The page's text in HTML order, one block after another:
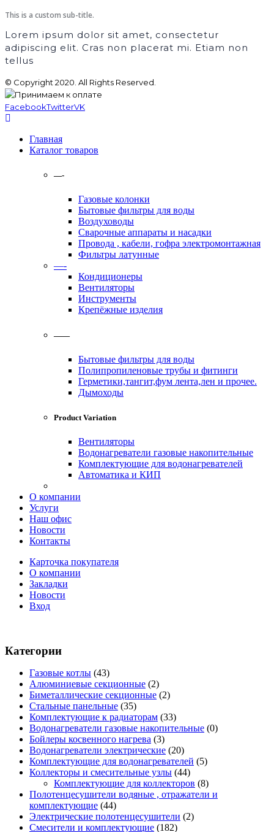
This is a custom sub-title.
Lorem ipsum dolor sit amet, consectetur
adipiscing elit. Cras non placerat mi. Etiam non
tellus
© Copyright 2020. All Rights Reserved.
FacebookTwitterVK
Главная
Каталог товаров
—-
Газовые колонки
Бытовые фильтры для воды
Воздуховоды
Сварочные аппараты и насадки
Провода , кабели, гофра электромонтажная
Фильтры латунные
—-
Кондиционеры
Вентиляторы
Инструменты
Крепёжные изделия
——
Бытовые фильтры для воды
Полипропиленовые трубы и фитинги
Герметики,тангит,фум лента,лен и прочее.
Дымоходы
Product Variation
Вентиляторы
Водонагреватели газовые накопительные
Комплектующие для водонагревателей
Автоматика и КИП
О компании
Услуги
Наш офис
Новости
Контакты
Карточка покупателя
О компании
Закладки
Новости
Вход
Категории
Газовые котлы (43)
Алюминиевые секционные (2)
Биметаллические секционные (2)
Стальные панельные (35)
Комплектующие к радиаторам (33)
Водонагреватели газовые накопительные (0)
Бойлеры косвенного нагрева (3)
Водонагреватели электрические (20)
Комплектующие для водонагревателей (5)
Коллекторы и смесительные узлы (44)
Комплектующие для коллекторов (8)
Полотенцесушители водяные , отражатели и
комплектующие (44)
Электрические полотенцесушители (2)
Смесители и комплектующие (182)